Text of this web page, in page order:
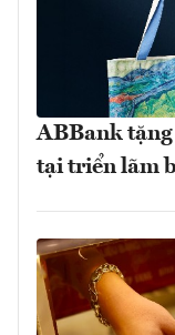
ABBank
tại triển lãm